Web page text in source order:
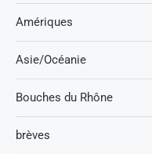
Amériques
Asie/Océanie
Bouches du Rhône
brèves